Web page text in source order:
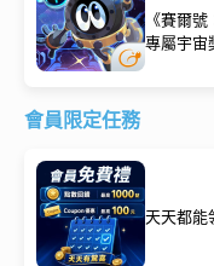
《賽爾
專屬宇宙
會員限定任務
天天都能